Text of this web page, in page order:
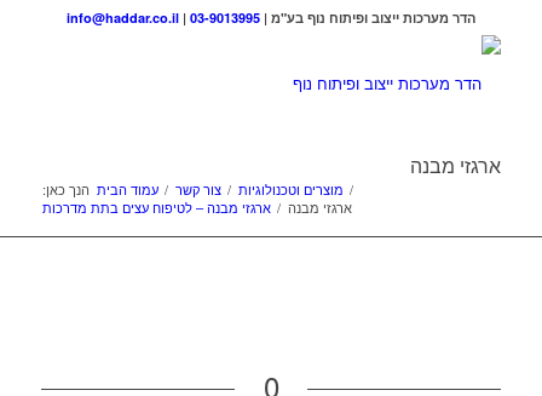
הדר מערכות ייצוב ופיתוח נוף בע"מ | 03-9013995
|
info@haddar.co.il
ארגזי מבנה
הנך כאן: עמוד הבית / צור קשר / מוצרים וטכנולוגיות /
ארגזי מבנה – לטיפוח עצים בתת מדרכות / ארגזי מבנה
0